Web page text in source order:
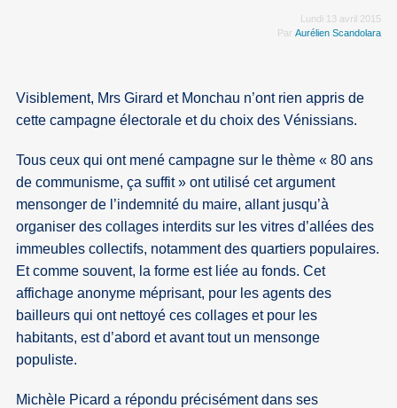
Lundi 13 avril 2015
Par Aurélien Scandolara
Visiblement, Mrs Girard et Monchau n’ont rien appris de
cette campagne électorale et du choix des Vénissians.
Tous ceux qui ont mené campagne sur le thème « 80 ans
de communisme, ça suffit » ont utilisé cet argument
mensonger de l’indemnité du maire, allant jusqu’à
organiser des collages interdits sur les vitres d’allées des
immeubles collectifs, notamment des quartiers populaires.
Et comme souvent, la forme est liée au fonds. Cet
affichage anonyme méprisant, pour les agents des
bailleurs qui ont nettoyé ces collages et pour les
habitants, est d’abord et avant tout un mensonge
populiste.
Michèle Picard a répondu précisément dans ses